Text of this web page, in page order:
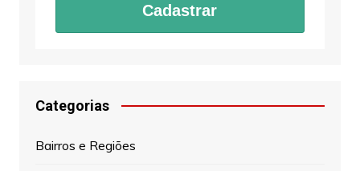
Cadastrar
Categorias
Bairros e Regiões